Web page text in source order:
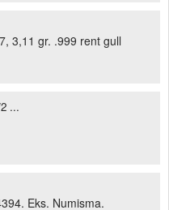
3,11 gr. .999 rent gull
...
Eks. Numisma.